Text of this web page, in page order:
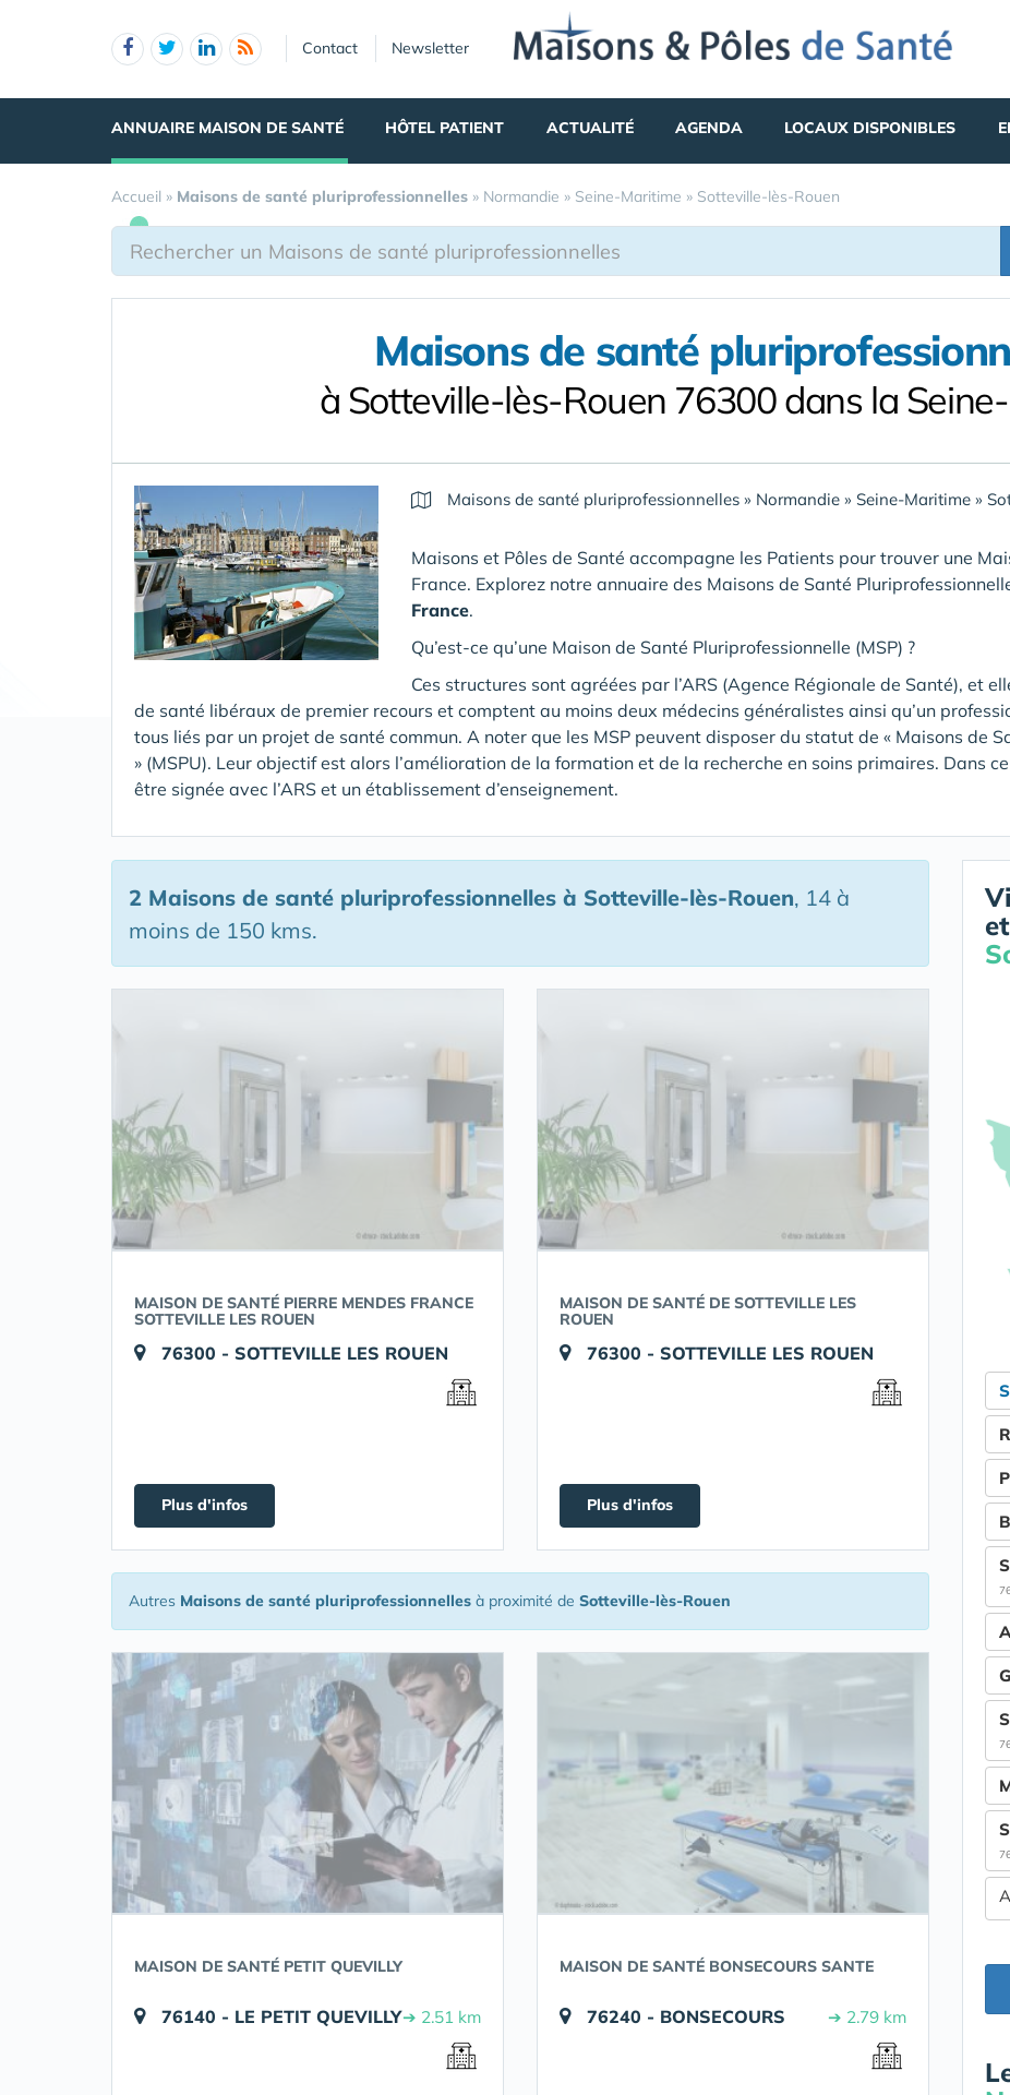
Contact Newsletter
ANNUAIRE MAISON DE SANTÉ HÔTEL PATIENT ACTUALITÉ AGENDA LOCAUX DISPONIBLES
Accueil » Maisons de santé pluriprofessionnelles » Normandie » Seine-Maritime » Sotteville-lès-Rouen
Maisons de santé
à Sotteville-lès-Rouen 76300 dans la
Maisons de santé pluriprofessionnelles » Normandie » Seine-Maritime »
Maisons et Pôles de Santé accompagne les Patients pour trouver une
France. Explorez notre annuaire des Maisons de Santé
France.
Qu’est-ce qu’une Maison de Santé Pluriprofessionnelle (MSP) ?
Ces structures sont agréées par l’ARS (Agence Régionale de Santé), et
de santé libéraux de premier recours et comptent au moins deux médecins généralistes ainsi qu’un
tous liés par un projet de santé commun. A noter que les MSP peuvent disposer du statut de « Maisons de
» (MSPU). Leur objectif est alors l’amélioration de la formation et de la recherche en soins primaires. Dans
être signée avec l’ARS et un établissement d’enseignement.
2 Maisons de santé pluriprofessionnelles à Sotteville-lès-Rouen, 14 à
moins de 150 kms.
MAISON DE SANTÉ PIERRE MENDES FRANCE
SOTTEVILLE LES ROUEN
76300 - SOTTEVILLE LES ROUEN
Plus d'infos
MAISON DE SANTÉ DE SOTTEVILLE LES
ROUEN
76300 - SOTTEVILLE LES ROUEN
Plus d'infos
Autres Maisons de santé pluriprofessionnelles à proximité de Sotteville-lès-Rouen
MAISON DE SANTÉ PETIT QUEVILLY
76140 - LE PETIT QUEVILLY➔ 2.51 km
MAISON DE SANTÉ BONSECOURS SANTE
76240 - BONSECOURS ➔ 2.79 km